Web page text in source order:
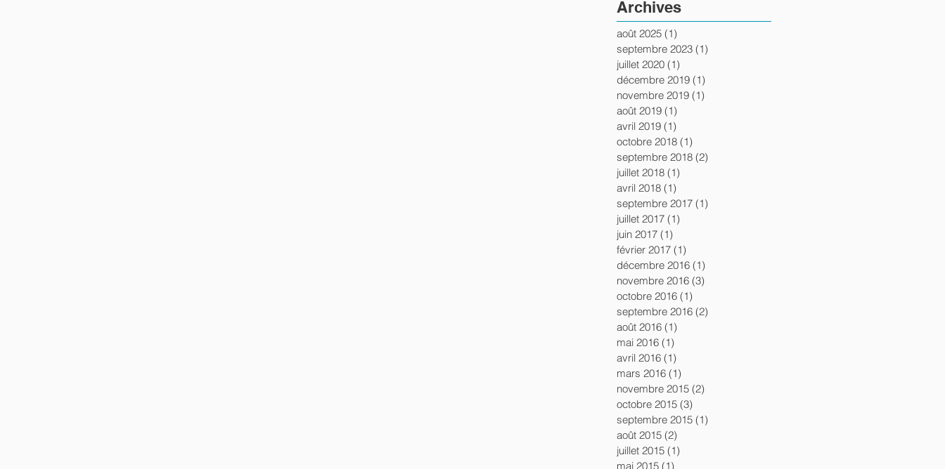
Archives
août 2025 (1)
septembre 2023 (1)
juillet 2020 (1)
décembre 2019 (1)
novembre 2019 (1)
août 2019 (1)
avril 2019 (1)
octobre 2018 (1)
septembre 2018 (2)
juillet 2018 (1)
avril 2018 (1)
septembre 2017 (1)
juillet 2017 (1)
juin 2017 (1)
février 2017 (1)
décembre 2016 (1)
novembre 2016 (3)
octobre 2016 (1)
septembre 2016 (2)
août 2016 (1)
mai 2016 (1)
avril 2016 (1)
mars 2016 (1)
novembre 2015 (2)
octobre 2015 (3)
septembre 2015 (1)
août 2015 (2)
juillet 2015 (1)
mai 2015 (1)